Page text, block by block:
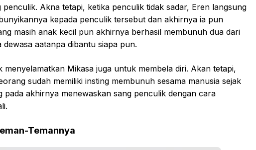
Akna tetapi, ketika penculik tidak sadar, Eren langsung
kepada penculik tersebut dan akhirnya ia pun
masih anak kecil pun akhirnya berhasil membunuh dua dari
aatanpa dibantu siapa pun.
menyelamatkan Mikasa juga untuk membela diri. Akan tetapi,
sudah memiliki insting membunuh sesama manusia sejak
pada akhirnya menewaskan sang penculik dengan cara
Temannya